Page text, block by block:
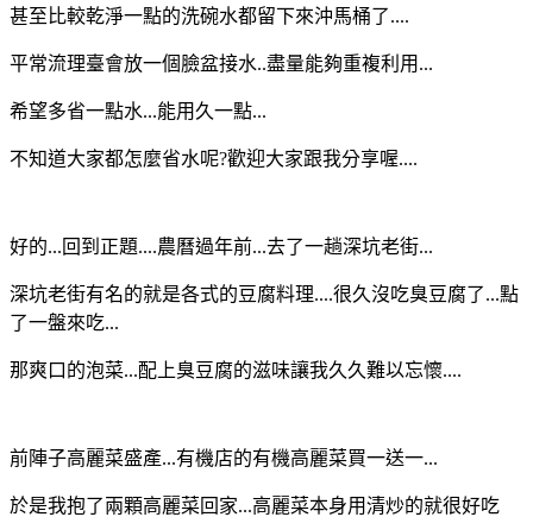
甚至比較乾淨一點的洗碗水都留下來沖馬桶了....
平常流理臺會放一個臉盆接水..盡量能夠重複利用...
希望多省一點水...能用久一點...
不知道大家都怎麼省水呢?歡迎大家跟我分享喔....
好的...回到正題....農曆過年前...去了一趟深坑老街...
深坑老街有名的就是各式的豆腐料理....很久沒吃臭豆腐了...點
了一盤來吃...
那爽口的泡菜...配上臭豆腐的滋味讓我久久難以忘懷....
前陣子高麗菜盛產...有機店的有機高麗菜買一送一...
於是我抱了兩顆高麗菜回家...高麗菜本身用清炒的就很好吃